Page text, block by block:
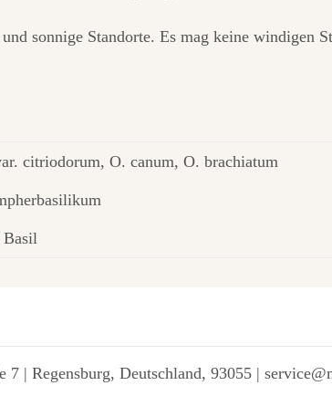
sonnige Standorte. Es mag keine windigen
citriodorum, O. canum, O. brachiatum
Basil
| Regensburg, Deutschland, 93055 |